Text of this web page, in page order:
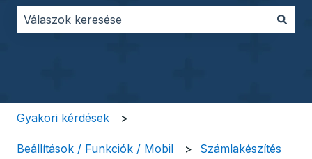
Gyakori kérdések
Beállítások / Funkciók / Mobil Számlakészítés